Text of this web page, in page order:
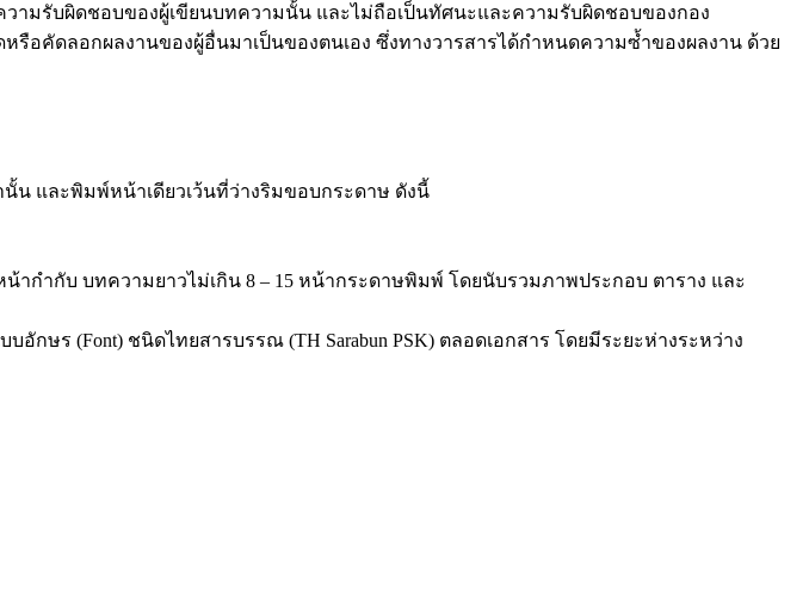
มรับผิดชอบของผู้เขียนบทความนั้น และไม่ถือเป็นทัศนะและความรับผิดชอบของกอง
อคัดลอกผลงานของผู้อื่นมาเป็นของตนเอง ซึ่งทางวารสารได้กำหนดความซ้ำของผลงาน ด้วย
น และพิมพ์หน้าเดียวเว้นที่ว่างริมขอบกระดาษ ดังนี้
กำกับ บทความยาวไม่เกิน 8 – 15 หน้ากระดาษพิมพ์ โดยนับรวมภาพประกอบ ตาราง และ
ษร (Font) ชนิดไทยสารบรรณ (TH Sarabun PSK) ตลอดเอกสาร โดยมีระยะห่างระหว่าง